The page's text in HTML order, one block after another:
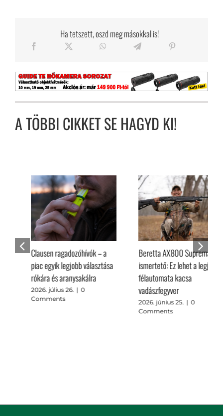
Ha tetszett, oszd meg másokkal is!
A TÖBBI CIKKET SE HAGYD KI!
Clausen ragadozóhívók – a
piac egyik legjobb választása
rókára és aranysakálra
2026. július 26. | 0
Comments
Beretta AX800 Suprema
ismertető: Ez lehet a legjobb
félautomata kacsa
vadászfegyver
2026. június 25. | 0
Comments